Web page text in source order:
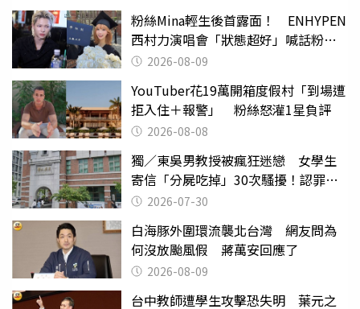
粉絲Mina輕生後首露面！ ENHYPEN
西村力演唱會「狀態超好」喊話粉
絲：我們心意相通
2026-08-09
YouTuber花19萬開箱度假村「到場遭
拒入住＋報警」 粉絲怒灌1星負評
2026-08-08
獨／東吳男教授被瘋狂迷戀 女學生
寄信「分屍吃掉」30次騷擾！認罪免
關 2026-07-30
白海豚外圍環流襲北台灣 網友問為
何沒放颱風假 蔣萬安回應了
2026-08-09
台中教師遭學生攻擊恐失明 葉元之